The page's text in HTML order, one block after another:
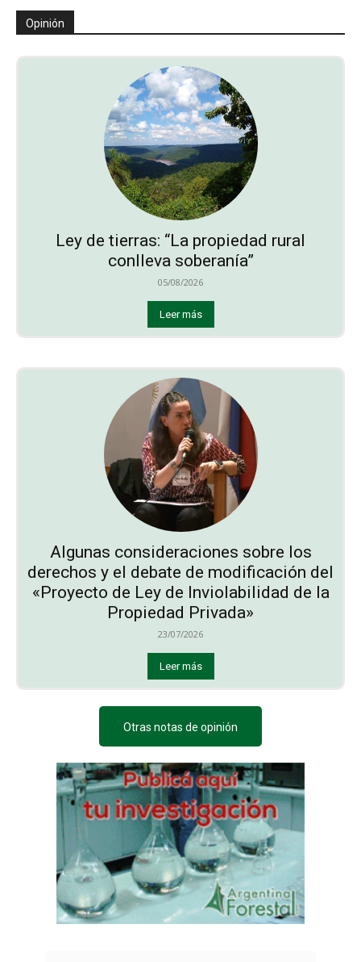
Opinión
Ley de tierras: “La propiedad rural
conlleva soberanía”
05/08/2026
Leer más
Algunas consideraciones sobre los
derechos y el debate de modificación del
«Proyecto de Ley de Inviolabilidad de la
Propiedad Privada»
23/07/2026
Leer más
Otras notas de opinión